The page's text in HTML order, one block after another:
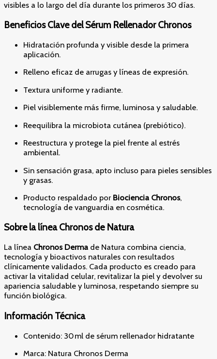
visibles a lo largo del día durante los primeros 30 días.
Beneficios Clave del Sérum Rellenador Chronos
Hidratación profunda y visible desde la primera
aplicación.
Relleno eficaz de arrugas y líneas de expresión.
Textura uniforme y radiante.
Piel visiblemente más firme, luminosa y saludable.
Reequilibra la microbiota cutánea (prebiótico).
Reestructura y protege la piel frente al estrés
ambiental.
Sin sensación grasa, apto incluso para pieles sensibles
y grasas.
Producto respaldado por Biociencia Chronos,
tecnología de vanguardia en cosmética.
Sobre la línea Chronos de Natura
La línea Chronos Derma de Natura combina ciencia,
tecnología y bioactivos naturales con resultados
clínicamente validados. Cada producto es creado para
activar la vitalidad celular, revitalizar la piel y devolver su
apariencia saludable y luminosa, respetando siempre su
función biológica.
Información Técnica
Contenido: 30 ml de sérum rellenador hidratante
Marca: Natura Chronos Derma